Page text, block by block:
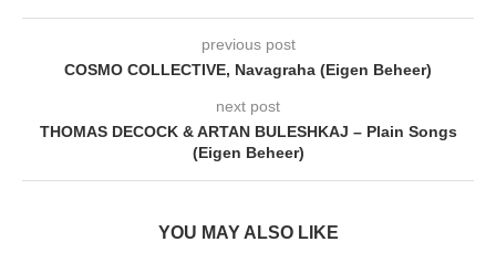
previous post
COSMO COLLECTIVE, Navagraha (Eigen Beheer)
next post
THOMAS DECOCK & ARTAN BULESHKAJ – Plain Songs
(Eigen Beheer)
YOU MAY ALSO LIKE